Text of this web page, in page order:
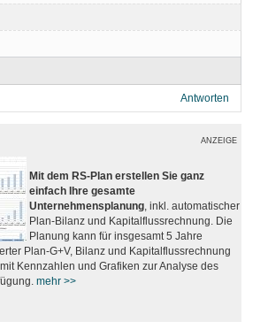
Antworten
ANZEIGE
Mit dem RS-Plan erstellen Sie ganz
einfach Ihre gesamte
Unternehmensplanung , inkl. automatischer
Plan-Bilanz und Kapitalflussrechnung. Die
Planung kann für insgesamt 5 Jahre
Plan-G+V, Bilanz und Kapitalflussrechnung
Kennzahlen und Grafiken zur Analyse des
mehr >>